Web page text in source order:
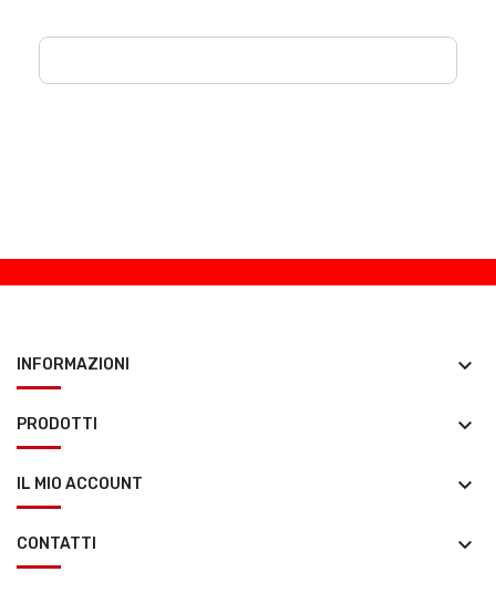
INFORMAZIONI keyboard_arrow_down
PRODOTTI keyboard_arrow_down
IL MIO ACCOUNT keyboard_arrow_down
CONTATTI keyboard_arrow_down